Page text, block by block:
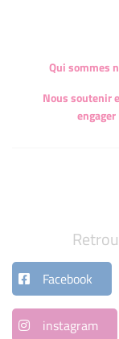
Qui sommes
Nous soutenir
engager
Facebook
instagram